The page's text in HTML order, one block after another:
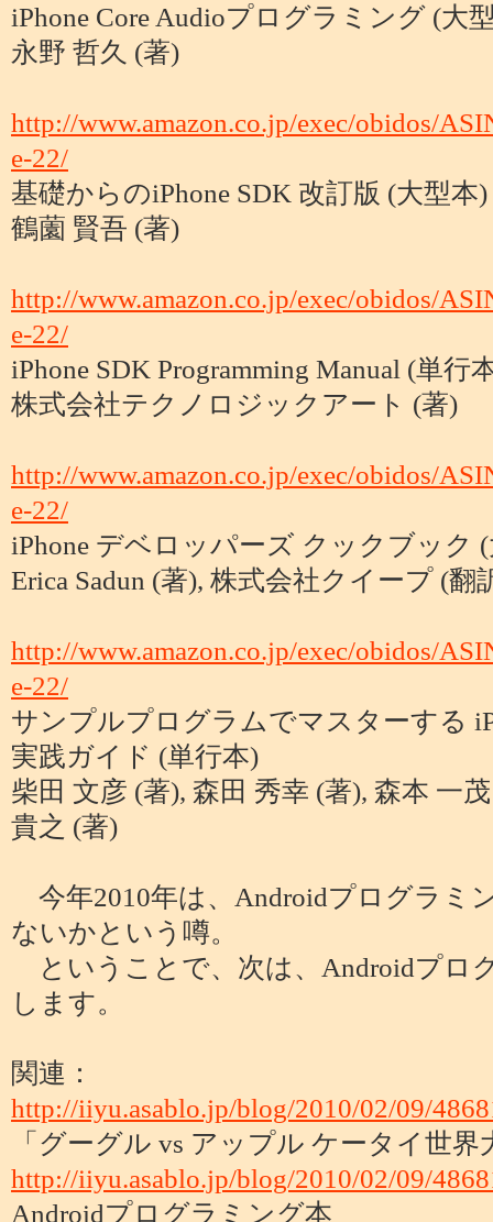
iPhone Core Audioプログラミング (大
永野 哲久 (著)
http://www.amazon.co.jp/exec/obidos/
e-22/
基礎からのiPhone SDK 改訂版 (大型本)
鶴薗 賢吾 (著)
http://www.amazon.co.jp/exec/obidos/
e-22/
iPhone SDK Programming Manual (単行
株式会社テクノロジックアート (著)
http://www.amazon.co.jp/exec/obidos/
e-22/
iPhone デベロッパーズ クックブック
Erica Sadun (著), 株式会社クイープ (翻
http://www.amazon.co.jp/exec/obidos/
e-22/
サンプルプログラムでマスターする
実践ガイド (単行本)
柴田 文彦 (著), 森田 秀幸 (著), 森本 一
貴之 (著)
今年2010年は、Androidプログラミ
ないかという噂。
ということで、次は、Androidプロ
します。
関連：
http://iiyu.asablo.jp/blog/2010/02/09/
「グーグル vs アップル ケータイ世界
http://iiyu.asablo.jp/blog/2010/02/09/
Androidプログラミング本